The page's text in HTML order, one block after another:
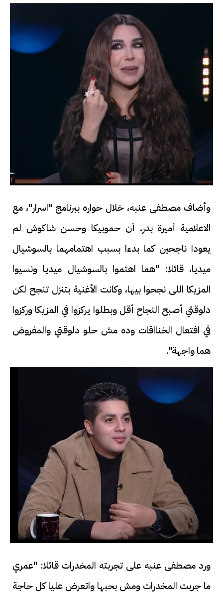
وأضاف مصطفى عنبه، خلال حواره ببرنامج "اسرار"، مع
الاعلامية أميرة بدر، أن حموبيكا وحسن شاكوش لم
يعودا ناجحين كما بدءا بسبب اهتمامهما بالسوشيال
ميديا، قائلا: "هما اهتموا بالسوشيال ميديا ونسيوا
المزيكا اللى نجحوا بيها، وكانت الأغنية بتنزل تنجح لكن
دلوقتي أصبح النجاح أقل وبطلوا يركزوا في المزيكا وركزوا
في افتعال الخنااقات وده مش حلو دلوقتي والمفروض
هما واجهة".
ورد مصطفى عنبه على تجربته المخدرات قائلا: "عمري
ما جربت المخدرات ومش بحبها واتعرض عليا كل حاجة